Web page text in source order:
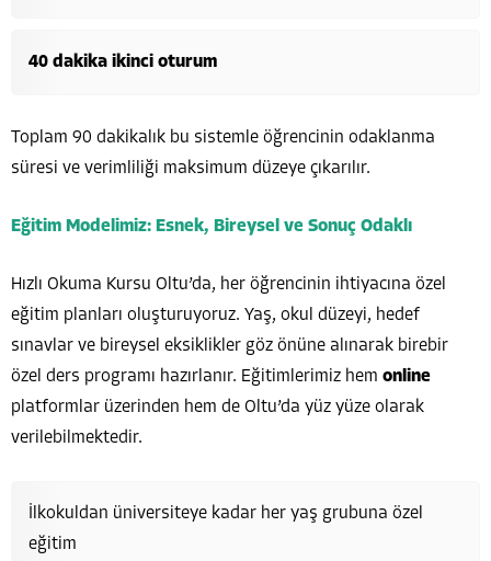
40 dakika ikinci oturum
Toplam 90 dakikalık bu sistemle öğrencinin odaklanma
süresi ve verimliliği maksimum düzeye çıkarılır.
Eğitim Modelimiz: Esnek, Bireysel ve Sonuç Odaklı
Hızlı Okuma Kursu Oltu’da, her öğrencinin ihtiyacına özel
eğitim planları oluşturuyoruz. Yaş, okul düzeyi, hedef
sınavlar ve bireysel eksiklikler göz önüne alınarak birebir
özel ders programı hazırlanır. Eğitimlerimiz hem online
platformlar üzerinden hem de Oltu’da yüz yüze olarak
verilebilmektedir.
İlkokuldan üniversiteye kadar her yaş grubuna özel
eğitim